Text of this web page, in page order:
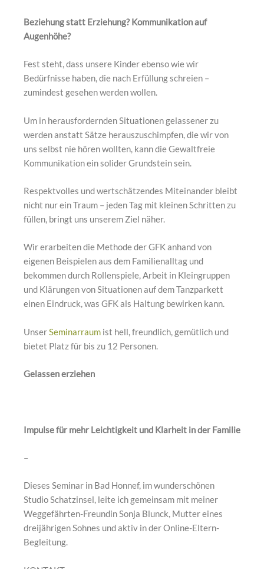
Beziehung statt Erziehung? Kommunikation auf
Augenhöhe?
Fest steht, dass unsere Kinder ebenso wie wir
Bedürfnisse haben, die nach Erfüllung schreien –
zumindest gesehen werden wollen.
Um in herausfordernden Situationen gelassener zu
werden anstatt Sätze herauszuschimpfen, die wir von
uns selbst nie hören wollten, kann die Gewaltfreie
Kommunikation ein solider Grundstein sein.
Respektvolles und wertschätzendes Miteinander bleibt
nicht nur ein Traum – jeden Tag mit kleinen Schritten zu
füllen, bringt uns unserem Ziel näher.
Wir erarbeiten die Methode der GFK anhand von
eigenen Beispielen aus dem Familienalltag und
bekommen durch Rollenspiele, Arbeit in Kleingruppen
und Klärungen von Situationen auf dem Tanzparkett
einen Eindruck, was GFK als Haltung bewirken kann.
UnserSeminarraum ist hell, freundlich, gemütlich und
bietet Platz für bis zu 12 Personen.
Gelassen erziehen
Impulse für mehr Leichtigkeit und Klarheit in der Familie
–
Dieses Seminar in Bad Honnef, im wunderschönen
Studio Schatzinsel, leite ich gemeinsam mit meiner
Weggefährten-Freundin Sonja Blunck, Mutter eines
dreijährigen Sohnes und aktiv in der Online-Eltern-
Begleitung.